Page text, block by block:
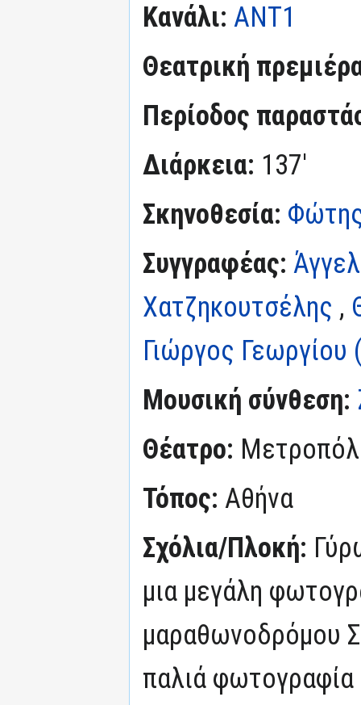
Κανάλι: ΑΝΤ1
Θεατρική
Περίοδος
Διάρκεια: 137'
Σκηνοθεσία:
Συγγραφέας:
Χατζηκουτσέλης ,
Γιώργος Γεωργίου
Μουσική σύνθεση:
Θέατρο:
Τόπος: Αθήνα
Σχόλια/Πλοκή:
μια μεγάλη
μαραθωνοδρόμου
παλιά